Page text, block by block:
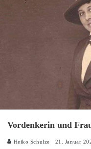
Vordenkerin und
Heiko Schulze 21. Januar